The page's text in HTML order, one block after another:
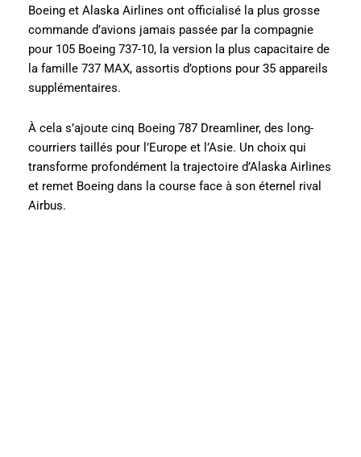
Boeing et Alaska Airlines ont officialisé la plus grosse
commande d’avions jamais passée par la compagnie
pour 105 Boeing 737-10, la version la plus capacitaire de
la famille 737 MAX, assortis d’options pour 35 appareils
supplémentaires.
À cela s’ajoute cinq Boeing 787 Dreamliner, des long-
courriers taillés pour l’Europe et l’Asie. Un choix qui
transforme profondément la trajectoire d’Alaska Airlines
et remet Boeing dans la course face à son éternel rival
Airbus.